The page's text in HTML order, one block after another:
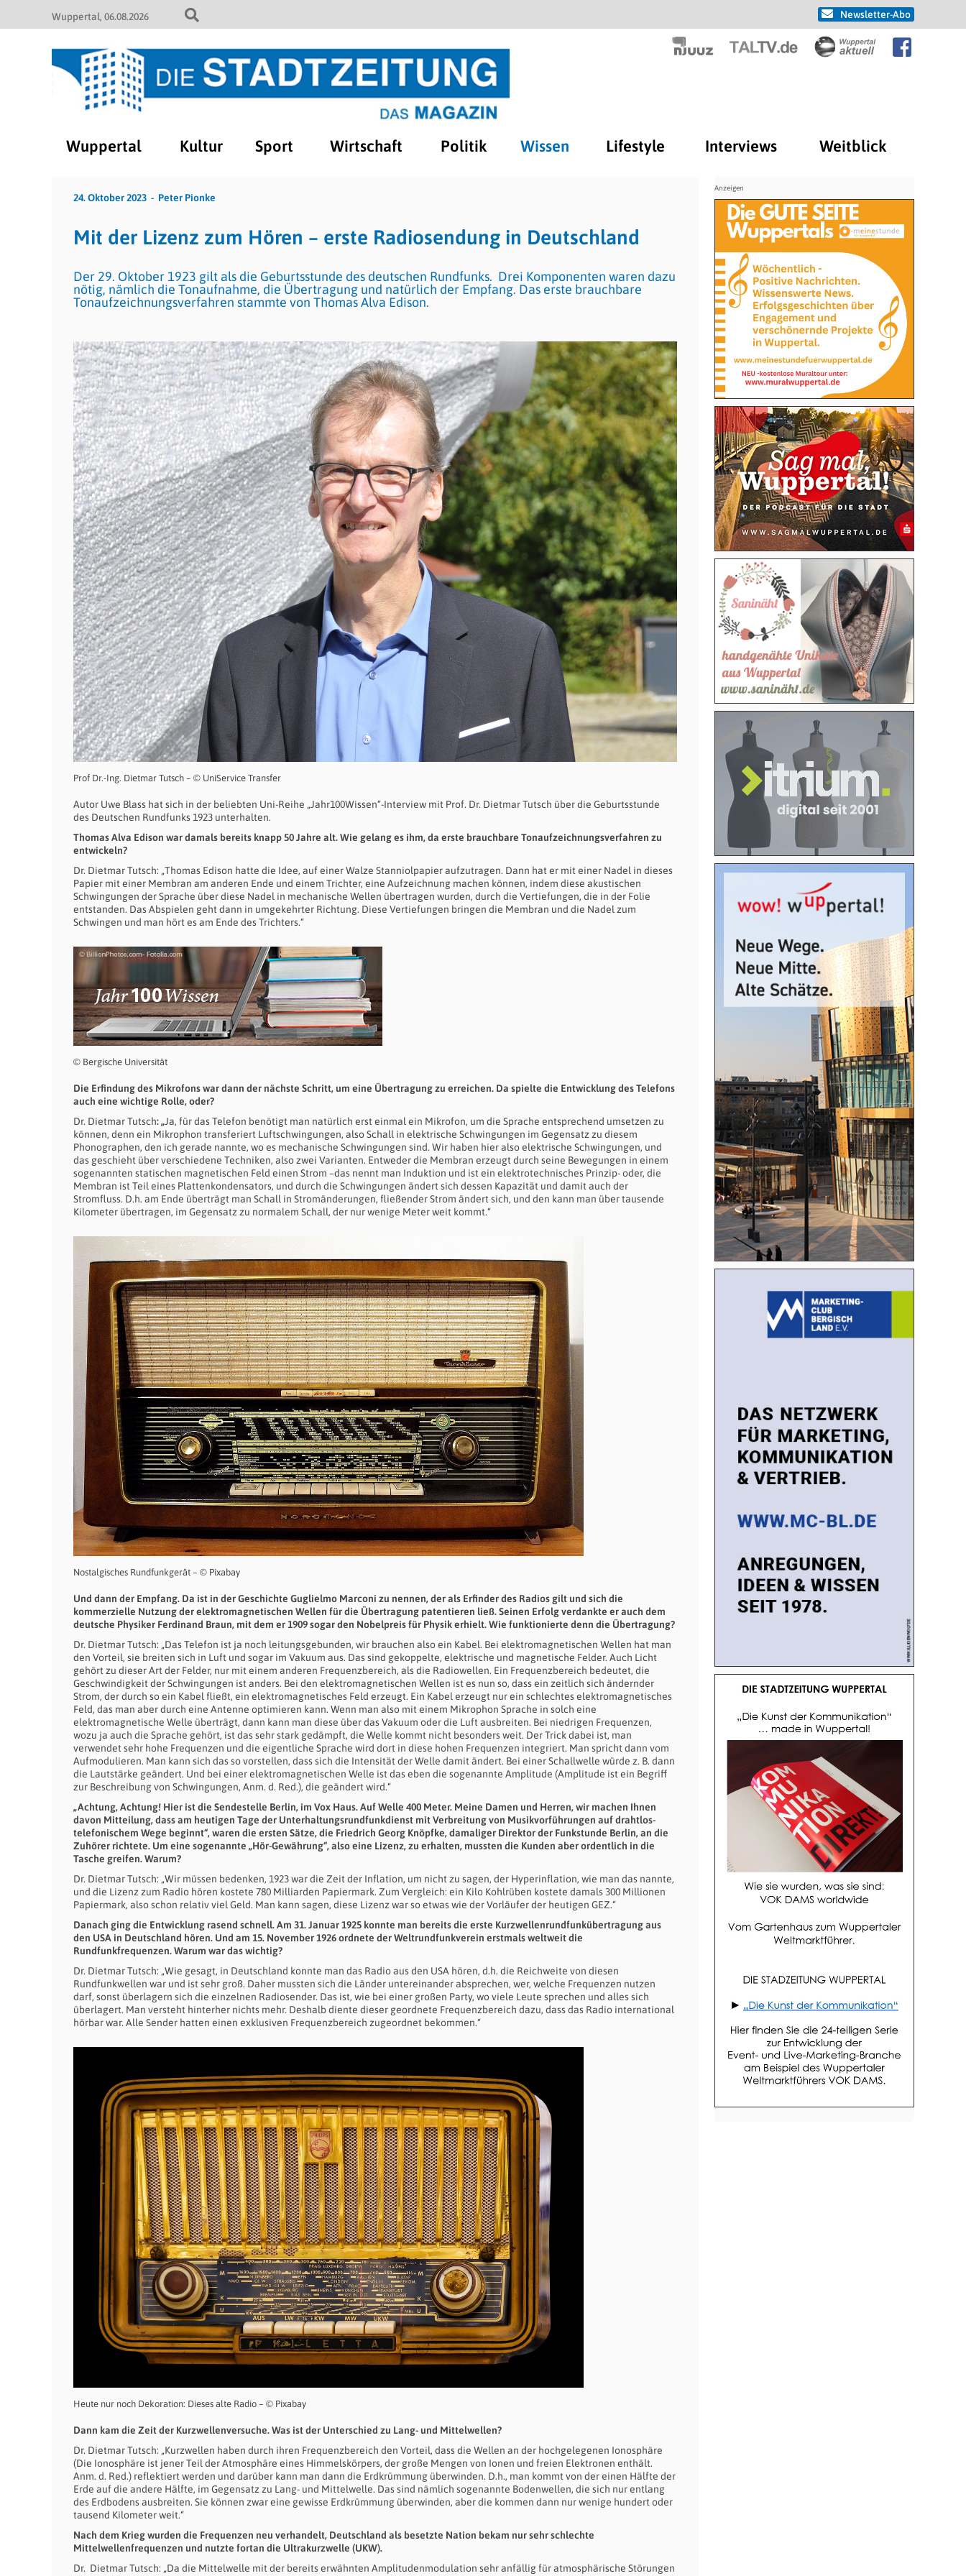
Wuppertal 06.08.2026 Newsletter-Abo
Wuppertal Kultur Sport Wirtschaft Politik Wissen Lifestyle Interviews Weitblick
24. Oktober 2023 Peter Pionke
Mit der Lizenz zum Hören – erste Radiosendung in Deutschland
Der 29. Oktober 1923 gilt als die Geburtsstunde des deutschen Rundfunks. Drei Komponenten waren dazu
nötig, nämlich die Tonaufnahme, die Übertragung und natürlich der Empfang. Das erste brauchbare
Tonaufzeichnungsverfahren stammte von Thomas Alva Edison.
Prof Dr.-Ing. Dietmar Tutsch – © UniService Transfer
Autor Uwe Blass hat sich in der beliebten Uni-Reihe „Jahr100Wissen“-Interview mit Prof. Dr. Dietmar Tutsch über die Geburtsstunde
des Deutschen Rundfunks 1923 unterhalten.
Thomas Alva Edison war damals bereits knapp 50 Jahre alt. Wie gelang es ihm, da erste brauchbare Tonaufzeichnungsverfahren zu
entwickeln?
Dr. Dietmar Tutsch: „Thomas Edison hatte die Idee, auf einer Walze Stanniolpapier aufzutragen. Dann hat er mit einer Nadel in dieses
Papier mit einer Membran am anderen Ende und einem Trichter, eine Aufzeichnung machen können, indem diese akustischen
Schwingungen der Sprache über diese Nadel in mechanische Wellen übertragen wurden, durch die Vertiefungen, die in der Folie
entstanden. Das Abspielen geht dann in umgekehrter Richtung. Diese Vertiefungen bringen die Membran und die Nadel zum
Schwingen und man hört es am Ende des Trichters.“
© Bergische Universität
Die Erfindung des Mikrofons war dann der nächste Schritt, um eine Übertragung zu erreichen. Da spielte die Entwicklung des Telefons
auch eine wichtige Rolle, oder?
Dr. Dietmar Tutsch: „Ja, für das Telefon benötigt man natürlich erst einmal ein Mikrofon, um die Sprache entsprechend umsetzen zu
können, denn ein Mikrophon transferiert Luftschwingungen, also Schall in elektrische Schwingungen im Gegensatz zu diesem
Phonographen, den ich gerade nannte, wo es mechanische Schwingungen sind. Wir haben hier also elektrische Schwingungen, und
das geschieht über verschiedene Techniken, also zwei Varianten. Entweder die Membran erzeugt durch seine Bewegungen in einem
sogenannten statischen magnetischen Feld einen Strom –das nennt man Induktion und ist ein elektrotechnisches Prinzip- oder, die
Membran ist Teil eines Plattenkondensators, und durch die Schwingungen ändert sich dessen Kapazität und damit auch der
Stromfluss. D.h. am Ende überträgt man Schall in Stromänderungen, fließender Strom ändert sich, und den kann man über tausende
Kilometer übertragen, im Gegensatz zu normalem Schall, der nur wenige Meter weit kommt.“
Nostalgisches Rundfunkgerät – © Pixabay
Und dann der Empfang. Da ist in der Geschichte Guglielmo Marconi zu nennen, der als Erfinder des Radios gilt und sich die
kommerzielle Nutzung der elektromagnetischen Wellen für die Übertragung patentieren ließ. Seinen Erfolg verdankte er auch dem
deutsche Physiker Ferdinand Braun, mit dem er 1909 sogar den Nobelpreis für Physik erhielt. Wie funktionierte denn die Übertragung?
Dr. Dietmar Tutsch: „Das Telefon ist ja noch leitungsgebunden, wir brauchen also ein Kabel. Bei elektromagnetischen Wellen hat man
den Vorteil, sie breiten sich in Luft und sogar im Vakuum aus. Das sind gekoppelte, elektrische und magnetische Felder. Auch Licht
gehört zu dieser Art der Felder, nur mit einem anderen Frequenzbereich, als die Radiowellen. Ein Frequenzbereich bedeutet, die
Geschwindigkeit der Schwingungen ist anders. Bei den elektromagnetischen Wellen ist es nun so, dass ein zeitlich sich ändernder
Strom, der durch so ein Kabel fließt, ein elektromagnetisches Feld erzeugt. Ein Kabel erzeugt nur ein schlechtes elektromagnetisches
Feld, das man aber durch eine Antenne optimieren kann. Wenn man also mit einem Mikrophon Sprache in solch eine
elektromagnetische Welle überträgt, dann kann man diese über das Vakuum oder die Luft ausbreiten. Bei niedrigen Frequenzen,
wozu ja auch die Sprache gehört, ist das sehr stark gedämpft, die Welle kommt nicht besonders weit. Der Trick dabei ist, man
verwendet sehr hohe Frequenzen und die eigentliche Sprache wird dort in diese hohen Frequenzen integriert. Man spricht dann vom
Aufmodulieren. Man kann sich das so vorstellen, dass sich die Intensität der Welle damit ändert. Bei einer Schallwelle würde z. B. dann
die Lautstärke geändert. Und bei einer elektromagnetischen Welle ist das eben die sogenannte Amplitude (Amplitude ist ein Begriff
zur Beschreibung von Schwingungen, Anm. d. Red.), die geändert wird.“
„Achtung, Achtung! Hier ist die Sendestelle Berlin, im Vox Haus. Auf Welle 400 Meter. Meine Damen und Herren, wir machen Ihnen
davon Mitteilung, dass am heutigen Tage der Unterhaltungsrundfunkdienst mit Verbreitung von Musikvorführungen auf drahtlos-
telefonischem Wege beginnt“, waren die ersten Sätze, die Friedrich Georg Knöpfke, damaliger Direktor der Funkstunde Berlin, an die
Zuhörer richtete. Um eine sogenannte „Hör-Gewährung“, also eine Lizenz, zu erhalten, mussten die Kunden aber ordentlich in die
Tasche greifen. Warum?
Dr. Dietmar Tutsch: „Wir müssen bedenken, 1923 war die Zeit der Inflation, um nicht zu sagen, der Hyperinflation, wie man das nannte,
und die Lizenz zum Radio hören kostete 780 Milliarden Papiermark. Zum Vergleich: ein Kilo Kohlrüben kostete damals 300 Millionen
Papiermark, also schon relativ viel Geld. Man kann sagen, diese Lizenz war so etwas wie der Vorläufer der heutigen GEZ.“
Danach ging die Entwicklung rasend schnell. Am 31. Januar 1925 konnte man bereits die erste Kurzwellenrundfunkübertragung aus
den USA in Deutschland hören. Und am 15. November 1926 ordnete der Weltrundfunkverein erstmals weltweit die
Rundfunkfrequenzen. Warum war das wichtig?
Dr. Dietmar Tutsch: „Wie gesagt, in Deutschland konnte man das Radio aus den USA hören, d.h. die Reichweite von diesen
Rundfunkwellen war und ist sehr groß. Daher mussten sich die Länder untereinander absprechen, wer, welche Frequenzen nutzen
darf, sonst überlagern sich die einzelnen Radiosender. Das ist, wie bei einer großen Party, wo viele Leute sprechen und alles sich
überlagert. Man versteht hinterher nichts mehr. Deshalb diente dieser geordnete Frequenzbereich dazu, dass das Radio international
hörbar war. Alle Sender hatten einen exklusiven Frequenzbereich zugeordnet bekommen.“
Heute nur noch Dekoration: Dieses alte Radio – © Pixabay
Dann kam die Zeit der Kurzwellenversuche. Was ist der Unterschied zu Lang- und Mittelwellen?
Dr. Dietmar Tutsch: „Kurzwellen haben durch ihren Frequenzbereich den Vorteil, dass die Wellen an der hochgelegenen Ionosphäre
(Die Ionosphäre ist jener Teil der Atmosphäre eines Himmelskörpers, der große Mengen von Ionen und freien Elektronen enthält.
Anm. d. Red.) reflektiert werden und darüber kann man dann die Erdkrümmung überwinden. D.h., man kommt von der einen Hälfte der
Erde auf die andere Hälfte, im Gegensatz zu Lang- und Mittelwelle. Das sind nämlich sogenannte Bodenwellen, die sich nur entlang
des Erdbodens ausbreiten. Sie können zwar eine gewisse Erdkrümmung überwinden, aber die kommen dann nur wenige hundert oder
tausend Kilometer weit.“
Nach dem Krieg wurden die Frequenzen neu verhandelt, Deutschland als besetzte Nation bekam nur sehr schlechte
Mittelwellenfrequenzen und nutzte fortan die Ultrakurzwelle (UKW).
Dr. Dietmar Tutsch: „Da die Mittelwelle mit der bereits erwähnten Amplitudenmodulation sehr anfällig für atmosphärische Störungen